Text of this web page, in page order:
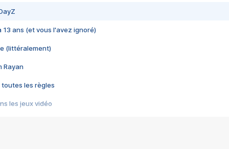
13 ans (et vous l'avez ignoré)
(littéralement)
Rayan
toutes les règles
les jeux vidéo